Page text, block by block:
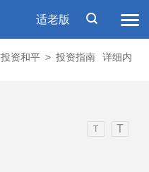
适老版
投资和平 > 投资指南
详细内
T T